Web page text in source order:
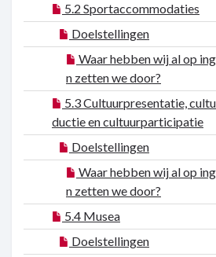
5.2 Sportaccommodaties
Doelstellingen
Waar hebben wij al op
n zetten we door?
5.3 Cultuurpresentatie,
ductie en cultuurparticipatie
Doelstellingen
Waar hebben wij al op
n zetten we door?
5.4 Musea
Doelstellingen